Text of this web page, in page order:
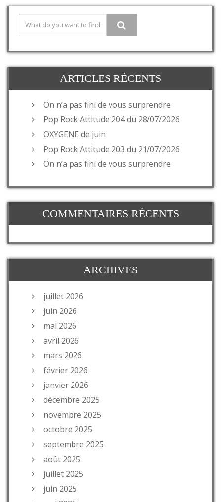
ARTICLES RÉCENTS
On n’a pas fini de vous surprendre
Pop Rock Attitude 204 du 28/07/2026
OXYGENE de juin
Pop Rock Attitude 203 du 21/07/2026
On n’a pas fini de vous surprendre
COMMENTAIRES RÉCENTS
ARCHIVES
juillet 2026
juin 2026
mai 2026
avril 2026
mars 2026
février 2026
janvier 2026
décembre 2025
novembre 2025
octobre 2025
septembre 2025
août 2025
juillet 2025
juin 2025